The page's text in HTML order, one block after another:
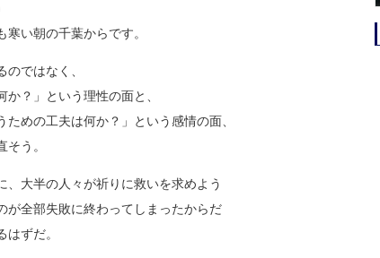
い朝の千葉からです。
ではなく、
か？」という理性の面と、
ための工夫は何か？」という感情の面
う。
、大半の人々が祈りに救いを求めよう
が全部失敗に終わってしまったからだ
ずだ。